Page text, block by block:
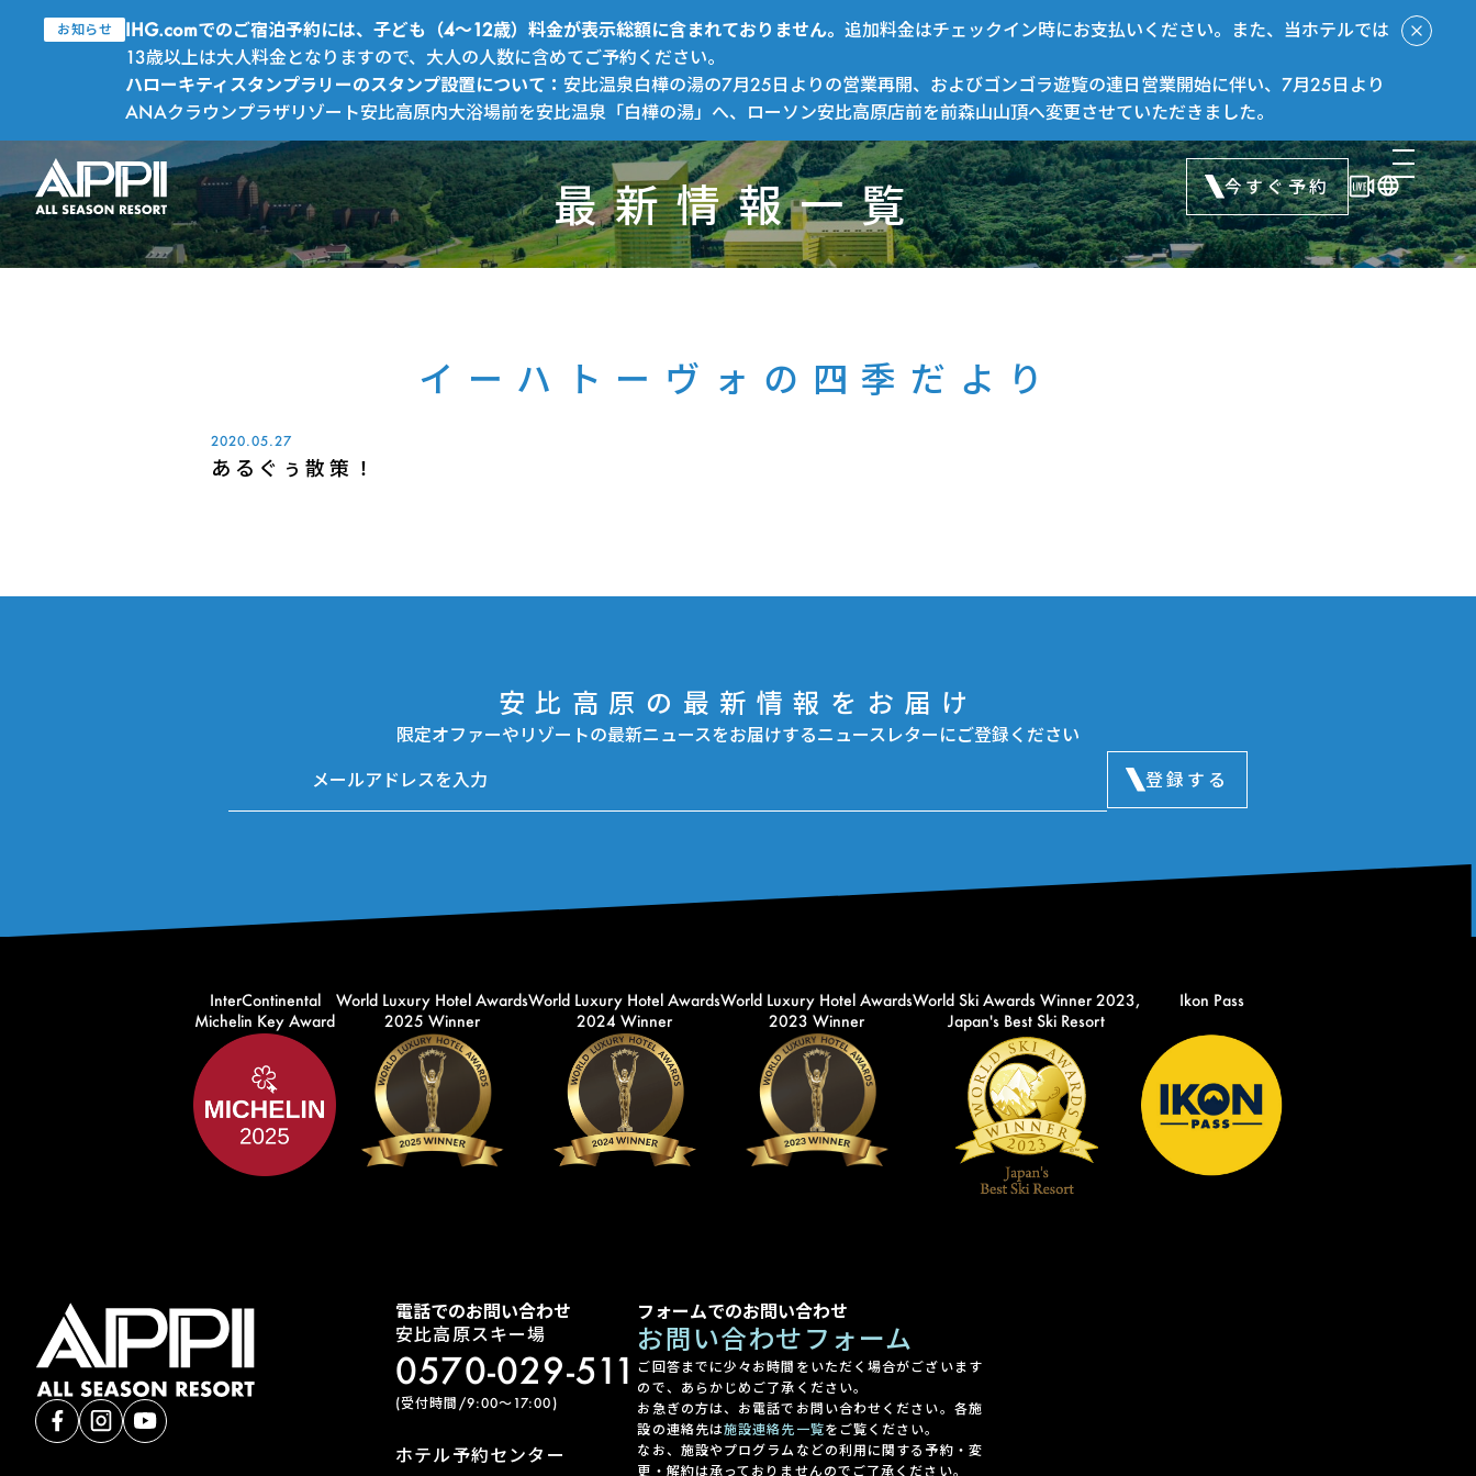
お知らせ IHG.comでのご宿泊予約には、子ども（4～12歳）料金が表示総額に含まれておりません。追加料金はチェックイン時にお支払いください。また、当ホテルでは
13歳以上は大人料金となりますので、大人の人数に含めてご予約ください。
ハローキティスタンプラリーのスタンプ設置について：安比温泉白樺の湯の7月25日よりの営業再開、およびゴンゴラ遊覧の連日営業開始に伴い、7月25日より
ANAクラウンプラザリゾート安比高原内大浴場前を安比温泉「白樺の湯」へ、ローソン安比高原店前を前森山山頂へ変更させていただきました。
今すぐ予約
最新情報一覧
イーハトーヴォの四季だより
2020.05.27
あるぐぅ散策！
安比高原の最新情報をお届け
限定オファーやリゾートの最新ニュースをお届けするニュースレターにご登録ください
登録する
InterContinental
Michelin Key Award
World Luxury Hotel Awards
2025 Winner
World Luxury Hotel Awards
2024 Winner
World Luxury Hotel Awards
2023 Winner
World Ski Awards Winner 2023,
Japan's Best Ski Resort
Ikon Pass
電話でのお問い合わせ
安比高原スキー場
0570-029-511
(受付時間/9:00〜17:00)
ホテル予約センター
フォームでのお問い合わせ
お問い合わせフォーム
ご回答までに少々お時間をいただく場合がございます
ので、あらかじめご了承ください。
お急ぎの方は、お電話でお問い合わせください。各施
設の連絡先は施設連絡先一覧をご覧ください。
なお、施設やプログラムなどの利用に関する予約・変
更・解約は承っておりませんのでご了承ください。